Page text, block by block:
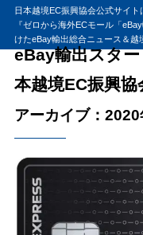
日本越境EC振興協会公式サイ
『ゼロから海外ECモール「
けたeBay輸出総合ニュース＆越
eBay輸出スタ
本越境EC振興協
アーカイブ：2020